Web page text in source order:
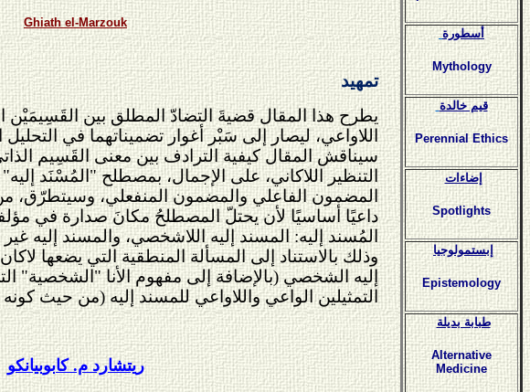
Ghiath el-Marzouk
تمهيد
يطرح هذا المقال قضيةَ التضادّ المطلق بين القَسِيمَيْن
اللاواعي، ليصار إلى سَبْر أغوار تضميناتهما في
سيناقش المقال كيفية الترادف بين معنى القَسِيم
التنظير اللاكاني، على الإجمال، بمصطلح "المُسْنَد إليه"
المضمون الفاعلي والمضمون المنفعلي، وسيتطرّق،
داعيًا أساسيًا لأن يحتلّ المصطلحُ مكانَ صدارة في
المُسند إليه: المسند إليه اللاشخصي، والمسند إليه
وذلك بالاستناد إلى المسألة المنطقية التي يضعها
إليه الشخصي (بالإضافة إلى مفهوم الأنا "الشخصية"
التمثيلين الواعي واللاواعي للمسند إليه (من حيث
ريتشارد م. كابوبيانكو
أسطورة
Mythology
قيم خالدة
Perennial Ethics
إضاءات
Spotlights
إبستمولوجيا
Epistemology
طبابة بديلة
Alternative
Medicine